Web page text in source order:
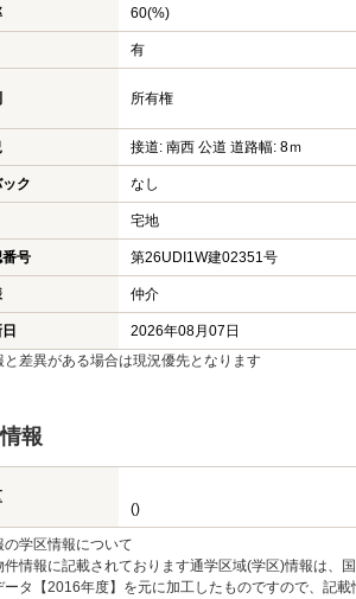
60(%)
有
所有権
接道: 南西 公道 道路幅: 8ｍ
ク なし
宅地
号 第26UDI1W建02351号
仲介
2026年08月07日
差異がある場合は現況優先となります
報
()
学区情報について
件情報に記載されております通学区域(学区)情報は、
ータ【2016年度】を元に加工したものですので、記載